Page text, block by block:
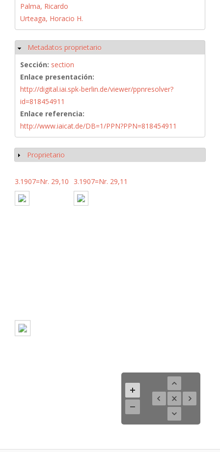
Palma, Ricardo
Urteaga, Horacio H.
Ocultar
Metadatos proprietario
Sección: section
Enlace presentación:
http://digital.iai.spk-berlin.de/viewer/ppnresolver?
id=818454911
Enlace referencia:
http://www.iaicat.de/DB=1/PPN?PPN=818454911
Mostrar
Proprietario
3.1907=Nr. 29,10 3.1907=Nr. 29,11